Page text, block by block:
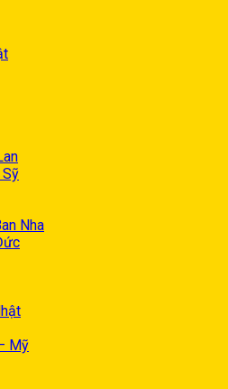
Nha
Mỹ